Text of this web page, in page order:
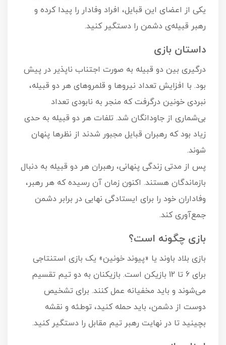
یکی از اعضای این قبایل، افراد وفادار را پیدا کرده و
رهبر قبیله‌ی دشمن را دستگیر کنید.
داستان بازی
درگیری بین دو قبیله به صورت اجتناب ناپذیر در پیش
بود. با افزایش تعداد نیروها و قلمروهای هر دو قبیله،
نبردی خونین درگرفت که منجر به نابودی تعداد
بی‌شماری از جاودانگان شد. تلفات هر دو قبیله به حدی
زیاد بود که رهبران قبایل مجبور شدند از نظرها پنهان
شوند.
پس از مدتی زندگی پنهانی، رهبران هر دو قبیله به دنبال
بازماندگان هستند. اکنون زمان آن رسیده که هر رهبر،
وفاداران خود را برای ایستادگی نهایی در برابر دشمن
جمع‌آوری کند.
بازی چگونه است؟
بازی بلاد باوند یا «پیوند خونین» یک بازی استنتاجی
برای 6 تا 12 بازیکن است. بازیکنان به دو تیم تقسیم
می‌شوند و باید مخفیانه عمل کنند. برای تشخیص
دوست از دشمن، باید حمله کنید، توطئه و نقشه
بچینید تا در نهایت رهبر تیم مقابل را دستگیر کنید.